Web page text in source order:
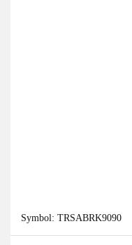
Symbol: TRSABRK9090